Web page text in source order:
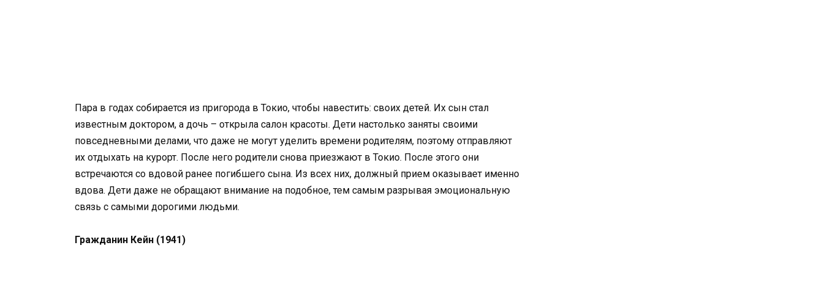
Пара в годах собирается из пригорода в Токио, чтобы навестить: своих детей. Их сын стал
известным доктором, а дочь – открыла салон красоты. Дети настолько заняты своими
повседневными делами, что даже не могут уделить времени родителям, поэтому отправляют
их отдыхать на курорт. После него родители снова приезжают в Токио. После этого они
встречаются со вдовой ранее погибшего сына. Из всех них, должный прием оказывает именно
вдова. Дети даже не обращают внимание на подобное, тем самым разрывая эмоциональную
связь с самыми дорогими людьми.
Гражданин Кейн (1941)